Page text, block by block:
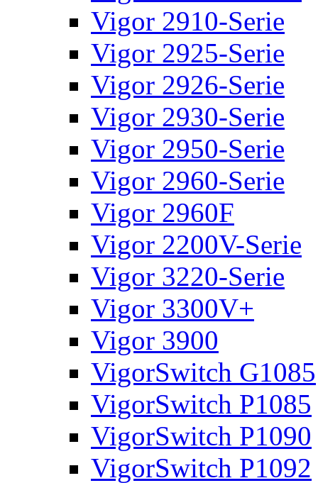
Vigor 2910-Serie
Vigor 2925-Serie
Vigor 2926-Serie
Vigor 2930-Serie
Vigor 2950-Serie
Vigor 2960-Serie
Vigor 2960F
Vigor 2200V-Serie
Vigor 3220-Serie
Vigor 3300V+
Vigor 3900
VigorSwitch G1085
VigorSwitch P1085
VigorSwitch P1090
VigorSwitch P1092